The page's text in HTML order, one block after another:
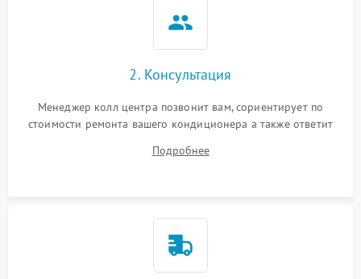
2. Консультация
Менеджер колл центра позвонит вам, сориентирует по
стоимости ремонта вашего кондиционера а также ответит
Подробнее